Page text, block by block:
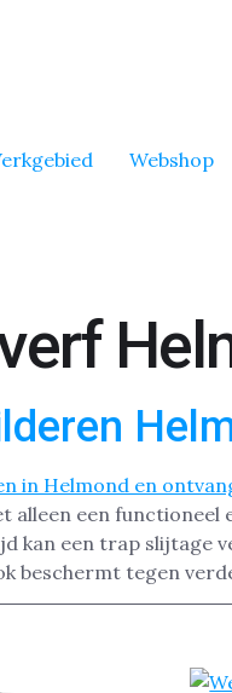
Webshop
alleen een
kan een trap slijtage
beschermt tegen